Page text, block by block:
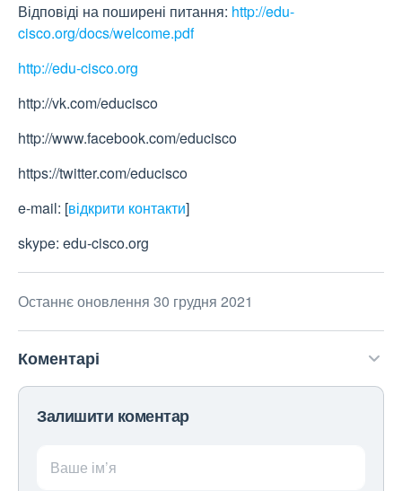
Відповіді на поширені питання: http://edu-
cisco.org/docs/welcome.pdf
http://edu-cisco.org
http://vk.com/educisco
http://www.facebook.com/educisco
https://twitter.com/educisco
e-mail: [відкрити контакти]
skype: edu-cisco.org
Останнє оновлення 30 грудня 2021
Коментарі
Залишити коментар
Ваше ім’я